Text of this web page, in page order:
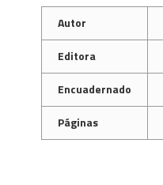
Autor
Editora
Encuadernado
Páginas